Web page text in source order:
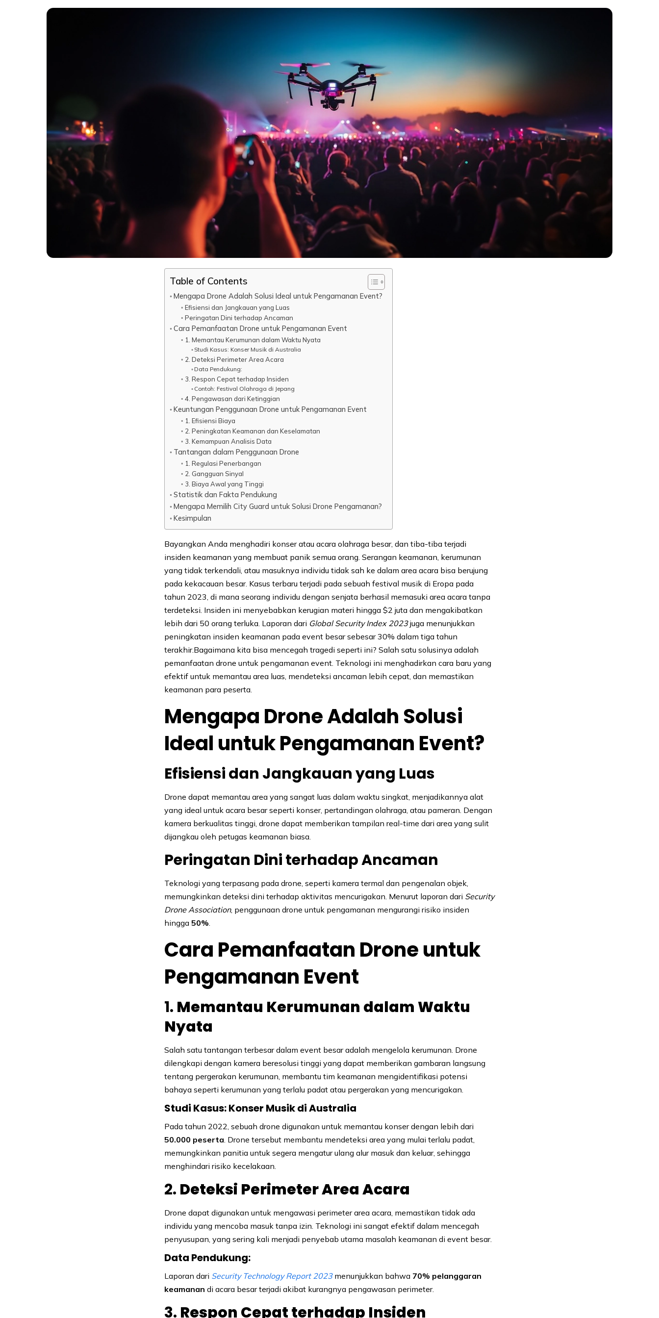
Table of Contents
Mengapa Drone Adalah Solusi Ideal untuk Pengamanan Event?
Efisiensi dan Jangkauan yang Luas
Peringatan Dini terhadap Ancaman
Cara Pemanfaatan Drone untuk Pengamanan Event
1. Memantau Kerumunan dalam Waktu Nyata
Studi Kasus: Konser Musik di Australia
2. Deteksi Perimeter Area Acara
Data Pendukung:
3. Respon Cepat terhadap Insiden
Contoh: Festival Olahraga di Jepang
4. Pengawasan dari Ketinggian
Keuntungan Penggunaan Drone untuk Pengamanan Event
1. Efisiensi Biaya
2. Peningkatan Keamanan dan Keselamatan
3. Kemampuan Analisis Data
Tantangan dalam Penggunaan Drone
1. Regulasi Penerbangan
2. Gangguan Sinyal
3. Biaya Awal yang Tinggi
Statistik dan Fakta Pendukung
Mengapa Memilih City Guard untuk Solusi Drone Pengamanan?
Kesimpulan
Bayangkan Anda menghadiri konser atau acara olahraga besar, dan tiba-tiba terjadi
insiden keamanan yang membuat panik semua orang. Serangan keamanan, kerumunan
yang tidak terkendali, atau masuknya individu tidak sah ke dalam area acara bisa berujung
pada kekacauan besar. Kasus terbaru terjadi pada sebuah festival musik di Eropa pada
tahun 2023, di mana seorang individu dengan senjata berhasil memasuki area acara tanpa
terdeteksi. Insiden ini menyebabkan kerugian materi hingga $2 juta dan mengakibatkan
lebih dari 50 orang terluka. Laporan dari Global Security Index 2023juga menunjukkan
peningkatan insiden keamanan pada event besar sebesar 30% dalam tiga tahun
terakhir.Bagaimana kita bisa mencegah tragedi seperti ini? Salah satu solusinya adalah
pemanfaatan drone untuk pengamanan event. Teknologi ini menghadirkan cara baru yang
efektif untuk memantau area luas, mendeteksi ancaman lebih cepat, dan memastikan
keamanan para peserta.
Mengapa Drone Adalah Solusi
Ideal untuk Pengamanan Event?
Efisiensi dan Jangkauan yang Luas
Drone dapat memantau area yang sangat luas dalam waktu singkat, menjadikannya alat
yang ideal untuk acara besar seperti konser, pertandingan olahraga, atau pameran. Dengan
kamera berkualitas tinggi, drone dapat memberikan tampilan real-time dari area yang sulit
dijangkau oleh petugas keamanan biasa.
Peringatan Dini terhadap Ancaman
Teknologi yang terpasang pada drone, seperti kamera termal dan pengenalan objek,
memungkinkan deteksi dini terhadap aktivitas mencurigakan. Menurut laporan dari Security
Drone Association, penggunaan drone untuk pengamanan mengurangi risiko insiden
hingga50%.
Cara Pemanfaatan Drone untuk
Pengamanan Event
1. Memantau Kerumunan dalam Waktu
Nyata
Salah satu tantangan terbesar dalam event besar adalah mengelola kerumunan. Drone
dilengkapi dengan kamera beresolusi tinggi yang dapat memberikan gambaran langsung
tentang pergerakan kerumunan, membantu tim keamanan mengidentifikasi potensi
bahaya seperti kerumunan yang terlalu padat atau pergerakan yang mencurigakan.
Studi Kasus: Konser Musik di Australia
Pada tahun 2022, sebuah drone digunakan untuk memantau konser dengan lebih dari
50.000 peserta. Drone tersebut membantu mendeteksi area yang mulai terlalu padat,
memungkinkan panitia untuk segera mengatur ulang alur masuk dan keluar, sehingga
menghindari risiko kecelakaan.
2. Deteksi Perimeter Area Acara
Drone dapat digunakan untuk mengawasi perimeter area acara, memastikan tidak ada
individu yang mencoba masuk tanpa izin. Teknologi ini sangat efektif dalam mencegah
penyusupan, yang sering kali menjadi penyebab utama masalah keamanan di event besar.
Data Pendukung:
Laporan dari Security Technology Report 2023menunjukkan bahwa 70% pelanggaran
keamanan di acara besar terjadi akibat kurangnya pengawasan perimeter.
3. Respon Cepat terhadap Insiden